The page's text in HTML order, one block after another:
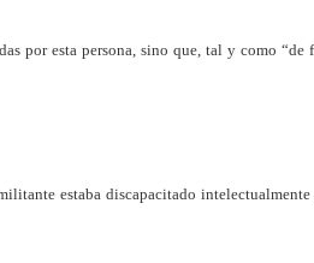
por esta persona, sino que, tal y como
estaba discapacitado